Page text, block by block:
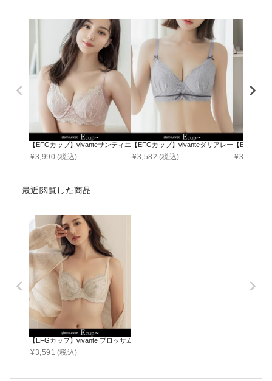
【EFGカップ】vivanteサンティエレースブラ【ブラ単品】 / 補正ブラに見えな
¥3,990 (税込)
【EFGカップ】vivanteダリアレースブラ【
¥3,582 (税込)
【EFGカッ
¥3,742
最近閲覧した商品
【EFGカップ】vivante ブロッサムレースブラ【ブラ単品】 / 補正ブラに見えな
¥3,591 (税込)